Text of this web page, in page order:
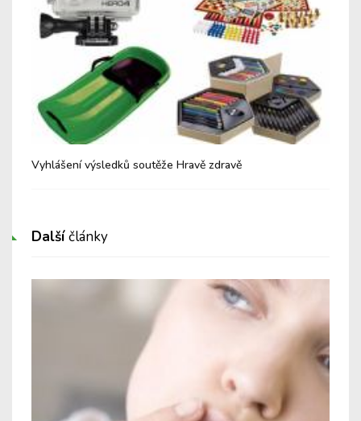
Vyhlášení výsledků soutěže Hravě zdravě
Dalšíčlánky